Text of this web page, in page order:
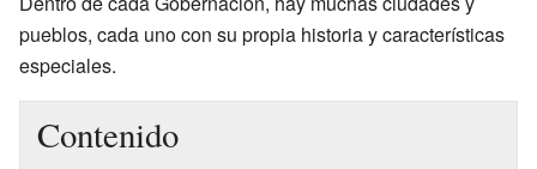
pueblos, cada uno con su propia historia y características
especiales.
Contenido